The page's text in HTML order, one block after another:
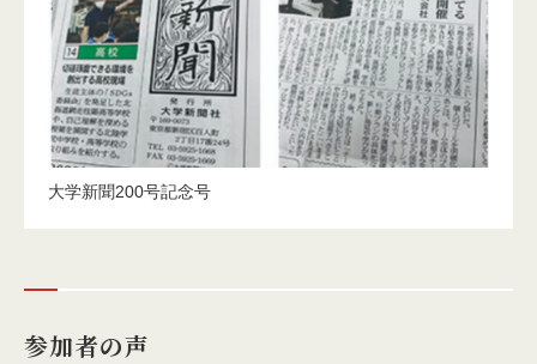
大学新聞200号記念号
参加者の声